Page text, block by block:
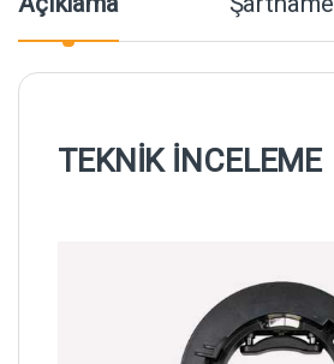
TEKNİK İNCELEME